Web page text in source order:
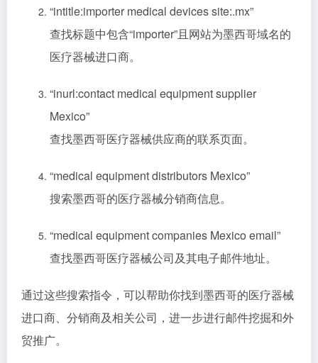
“intitle:importer medical devices site:.mx”
查找标题中包含“importer”且网站为墨西哥域名的
医疗器械进口商。
“inurl:contact medical equipment supplier
Mexico”
查找墨西哥医疗器械供应商的联系页面。
“medical equipment distributors Mexico”
搜索墨西哥的医疗器械分销商信息。
“medical equipment companies Mexico email”
查找墨西哥医疗器械公司及其电子邮件地址。
通过这些搜索指令，可以帮助你找到墨西哥的医疗器械
进口商、分销商及相关公司，进一步进行邮件挖掘和外
贸推广。